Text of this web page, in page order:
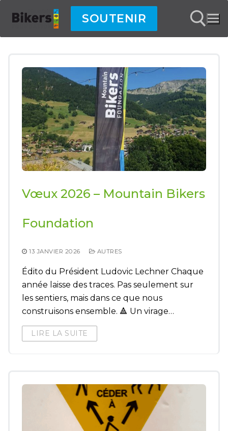
SOUTENIR
Vœux 2026 – Mountain Bikers
Foundation
13 JANVIER 2026 AUTRES
Édito du Président Ludovic Lechner Chaque
année laisse des traces. Pas seulement sur
les sentiers, mais dans ce que nous
construisons ensemble. 🔺 Un virage…
LIRE LA SUITE